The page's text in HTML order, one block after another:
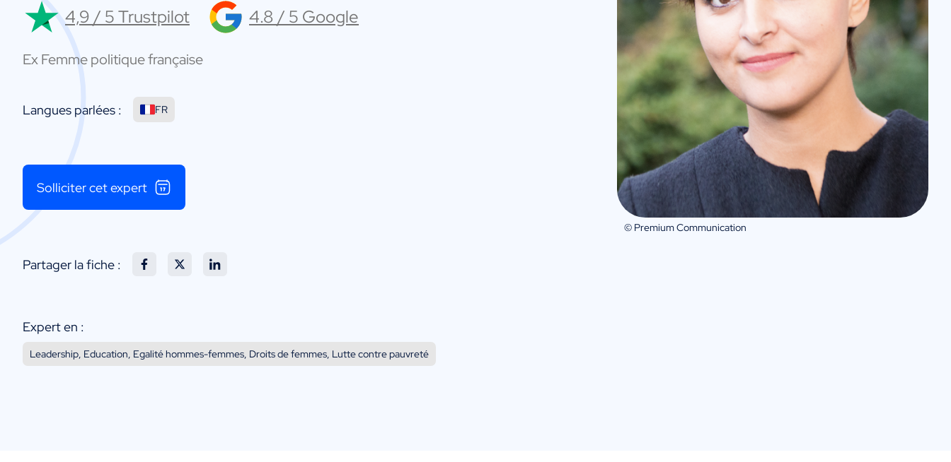
© Premium Communication
4,9 / 5 Trustpilot 4.8 / 5 Google
Ex Femme politique française
Langues parlées : FR
Solliciter cet expert
Partager la fiche :
Expert en :
Leadership, Education, Egalité hommes-femmes, Droits de femmes, Lutte contre pauvreté